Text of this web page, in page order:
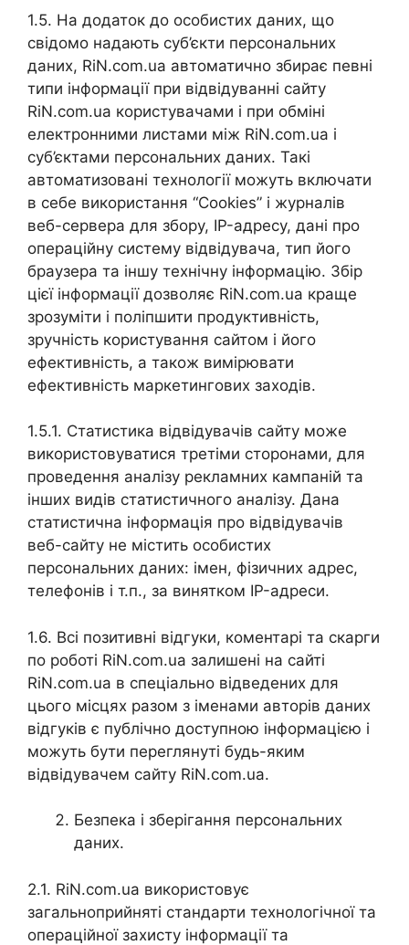
1.5. На додаток до особистих даних, що
свідомо надають суб’єкти персональних
даних, RiN.com.ua автоматично збирає певні
типи інформації при відвідуванні сайту
RiN.com.ua користувачами і при обміні
електронними листами між RiN.com.ua і
суб’єктами персональних даних. Такі
автоматизовані технології можуть включати
в себе використання “Cookies” і журналів
веб-сервера для збору, IP-адресу, дані про
операційну систему відвідувача, тип його
браузера та іншу технічну інформацію. Збір
цієї інформації дозволяє RiN.com.ua краще
зрозуміти і поліпшити продуктивність,
зручність користування сайтом і його
ефективність, а також вимірювати
ефективність маркетингових заходів.
1.5.1. Статистика відвідувачів сайту може
використовуватися третіми сторонами, для
проведення аналізу рекламних кампаній та
інших видів статистичного аналізу. Дана
статистична інформація про відвідувачів
веб-сайту не містить особистих
персональних даних: імен, фізичних адрес,
телефонів і т.п., за винятком IP-адреси.
1.6. Всі позитивні відгуки, коментарі та скарги
по роботі RiN.com.ua залишені на сайті
RiN.com.ua в спеціально відведених для
цього місцях разом з іменами авторів даних
відгуків є публічно доступною інформацією і
можуть бути переглянуті будь-яким
відвідувачем сайту RiN.com.ua.
Безпека і зберігання персональних
даних.
2.1. RiN.com.ua використовує
загальноприйняті стандарти технологічної та
операційної захисту інформації та